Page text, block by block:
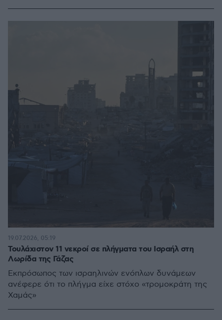
Τουλάχιστον 11 νεκροί σε πλήγματα του Ισραήλ στη
Λωρίδα της Γάζας
Εκπρόσωπος των ισραηλινών ενόπλων δυνάμεων
ανέφερε ότι το πλήγμα είχε στόχο «τρομοκράτη της
Χαμάς»
19.07.2026, 05:19